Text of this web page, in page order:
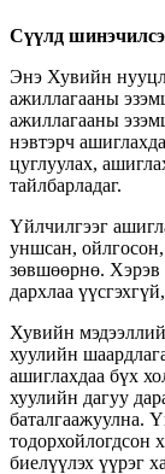
Сүүлд
Энэ Хувийн
ажиллагааны
ажиллагааны
нэвтэрч
цуглуулах,
тайлбарладаг.
Үйлчилгээг
уншсан,
зөвшөөрнө. Хэрэв
дархлаа
Хувийн
хуулийн
ашиглахдаа бүх
хуулийн дагуу
баталгаажуулна.
тодорхойлогдсон
биелүүлэх үүрэг